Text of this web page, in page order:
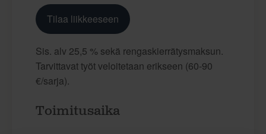
Tilaa liikkeeseen
Sis. alv 25,5 % sekä rengaskierrätysmaksun.
Tarvittavat työt veloitetaan erikseen (60-90
€/sarja).
Toimitusaika